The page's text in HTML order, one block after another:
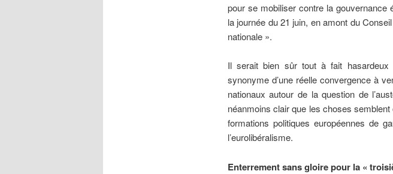
pour se mobiliser contre la gouvernance
la journée du 21 juin, en amont du
nationale ».
Il serait bien sûr tout à fait hasardeux
synonyme d’une réelle convergence à
nationaux autour de la question de
néanmoins clair que les choses
formations politiques européennes de
l’eurolibéralisme.
Enterrement sans gloire pour la «